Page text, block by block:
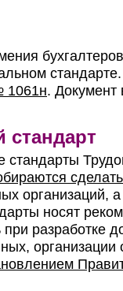
1061н. Документ
стандарт
организаций,
носят
разработке
организации